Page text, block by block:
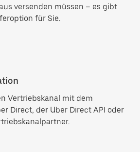
versenden müssen – es gibt
für Sie.
Vertriebskanal mit dem
Direct, der Uber Direct API oder